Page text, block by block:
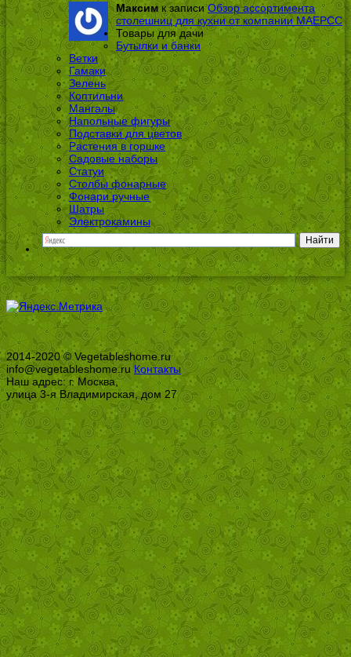
Максимк записиОбзор ассортимента
столешниц для кухни от компании МАЕРСС
Товары для дачи
Бутылки и банки
Ветки
Гамаки
Зелень
Коптильни
Мангалы
Напольные фигуры
Подставки для цветов
Растения в горшке
Садовые наборы
Статуи
Столбы фонарные
Фонари ручные
Шатры
Электрокамины
2014-2020 © Vegetableshome.ru
info@vegetableshome.ruКонтакты
Наш адрес: г. Москва,
улица 3-я Владимирская, дом 27